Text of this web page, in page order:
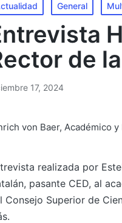
General
de
17, 2024
realizada por
pasante CED, al
Consejo Superior de